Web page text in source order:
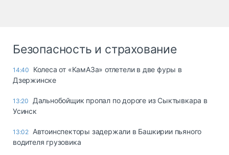
Безопасность и страхование
14:40
Колеса от «КамАЗа» отлетели в две фуры в
Дзержинске
13:20
Дальнобойщик пропал по дороге из Сыктывкара в
Усинск
13:02 Автоинспекторы задержали в Башкирии пьяного
водителя грузовика